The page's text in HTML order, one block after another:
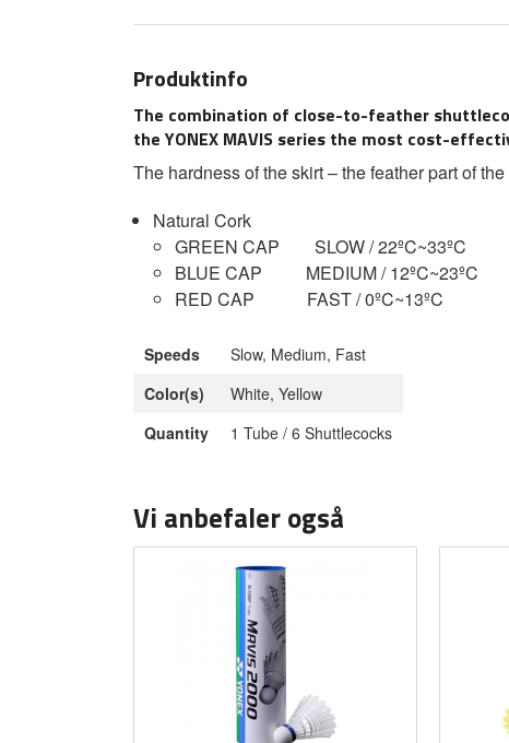
Produktinfo
The combination of close-to-feather
the YONEX MAVIS series the most cost-
The hardness of the skirt – the feather part of
Natural Cork
GREEN CAP SLOW / 22ºC~33ºC
BLUE CAP MEDIUM / 12ºC~23ºC
RED CAP FAST / 0ºC~13ºC
Speeds
Slow, Medium, Fast
Color(s)
White, Yellow
Quantity
1 Tube / 6 Shuttlecocks
Vi anbefaler også